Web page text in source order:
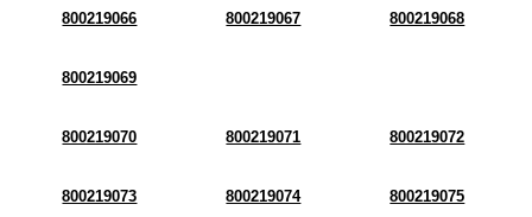
800219066 800219067 800219068
800219069
800219070 800219071 800219072
800219073 800219074 800219075